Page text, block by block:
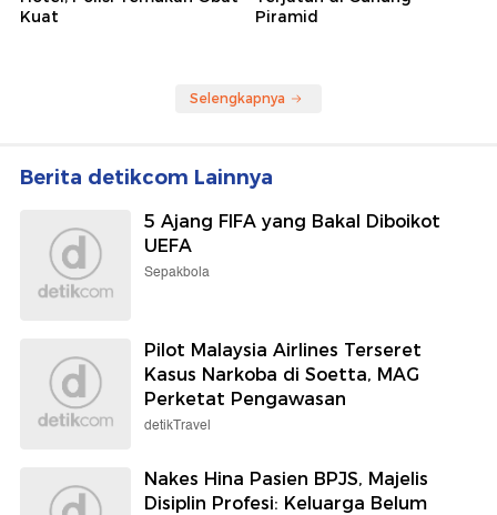
Kuat
Piramid
Selengkapnya
Berita detikcom Lainnya
5 Ajang FIFA yang Bakal Diboikot
UEFA
Sepakbola
Pilot Malaysia Airlines Terseret
Kasus Narkoba di Soetta, MAG
Perketat Pengawasan
detikTravel
Nakes Hina Pasien BPJS, Majelis
Disiplin Profesi: Keluarga Belum